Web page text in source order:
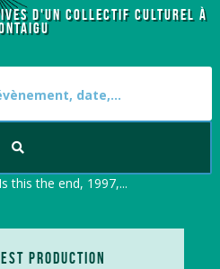
D'UN COLLECTIF CULTUREL À
this the end, 1997,...
PRODUCTION